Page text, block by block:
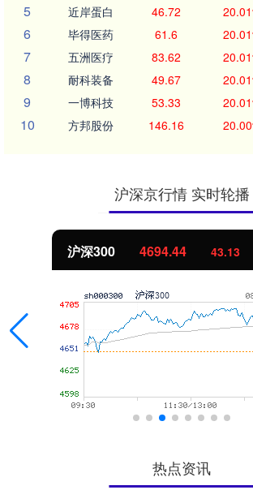
5 近岸蛋白 46.72
6 毕得医药 61.6
7 五洲医疗 83.62
8 耐科装备 49.67
9 一博科技 53.33
10 方邦股份 146.16
沪深京行情 实时轮播
沪深300 4694.44 43.13
热点资讯